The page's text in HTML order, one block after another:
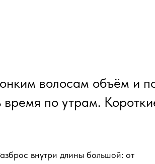
волосам объём и
время по утрам.
внутри длины большой: от